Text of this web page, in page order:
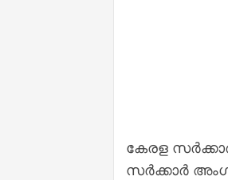
കേരള
സർക്കാർ